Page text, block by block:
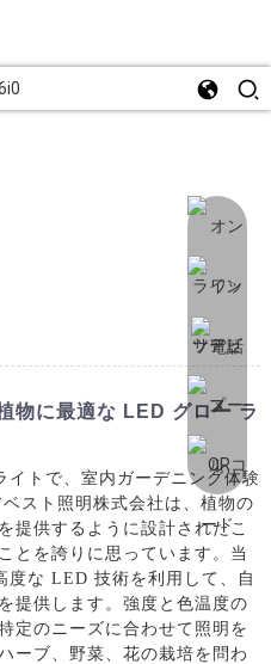
物に最適な LED グロー ラ
トで、室内ガーデニング体験
スト照明株式会社は、植物の
提供するように設計されたこ
とを誇りに思っています。当
度な LED 技術を利用して、自
提供します。強度と色温度の
定のニーズに合わせて照明を
ーブ、野菜、花の栽培を問わ